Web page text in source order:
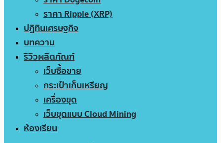
ราคา Ripple (XRP)
ปฏิทินเศรษฐกิจ
บทความ
รีวิวผลิตภัณฑ์
เว็บซื้อขาย
กระเป๋าเก็บเหรียญ
เครื่องขุด
เว็บขุดแบบ Cloud Mining
ห้องเรียน